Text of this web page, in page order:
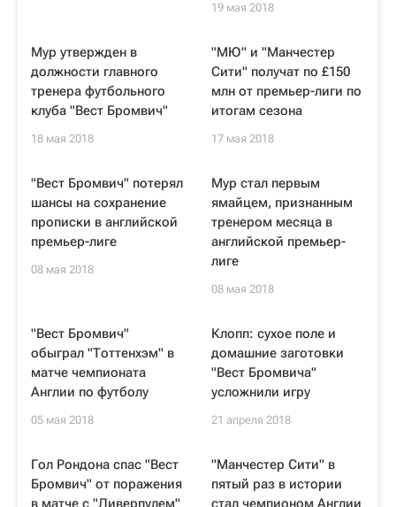
19 мая 2018
Мур утвержден в
должности главного
тренера футбольного
клуба "Вест Бромвич"
18 мая 2018
"МЮ" и "Манчестер
Сити" получат по £150
млн от премьер-лиги по
итогам сезона
17 мая 2018
"Вест Бромвич" потерял
шансы на сохранение
прописки в английской
премьер-лиге
08 мая 2018
Мур стал первым
ямайцем, признанным
тренером месяца в
английской премьер-
лиге
08 мая 2018
"Вест Бромвич"
обыграл "Тоттенхэм" в
матче чемпионата
Англии по футболу
05 мая 2018
Клопп: сухое поле и
домашние заготовки
"Вест Бромвича"
усложнили игру
21 апреля 2018
Гол Рондона спас "Вест
Бромвич" от поражения
в матче с "Ливерпулем"
"Манчестер Сити" в
пятый раз в истории
стал чемпионом Англии